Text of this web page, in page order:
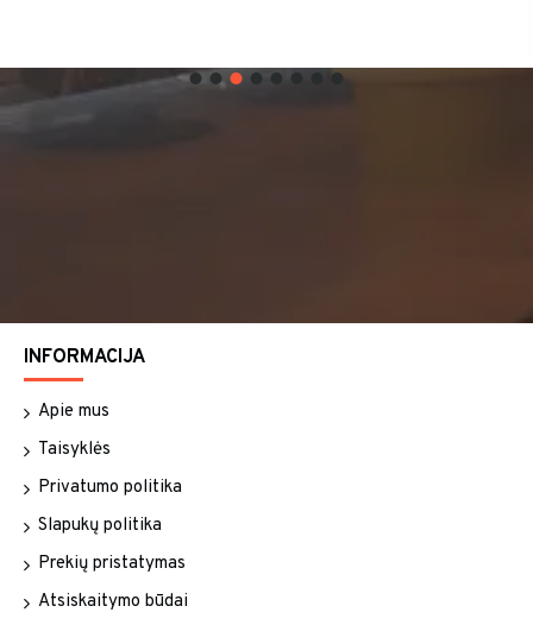
INFORMACIJA
Apie mus
Taisyklės
Privatumo politika
Slapukų politika
Prekių pristatymas
Atsiskaitymo būdai